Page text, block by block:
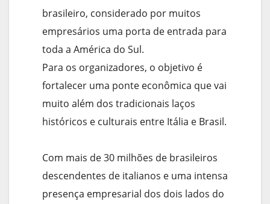
brasileiro, considerado por muitos
empresários uma porta de entrada para
toda a América do Sul.
Para os organizadores, o objetivo é
fortalecer uma ponte econômica que vai
muito além dos tradicionais laços
históricos e culturais entre Itália e Brasil.
Com mais de 30 milhões de brasileiros
descendentes de italianos e uma intensa
presença empresarial dos dois lados do